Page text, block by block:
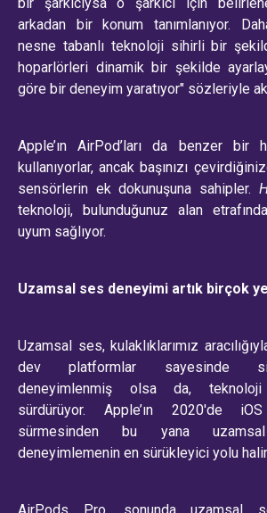
arkadan bir konum tanımlanıyor.
nesne tabanlı teknoloji sihirli bir
hoparlörleri dinamik bir şekilde
göre bir deneyim yaratıyor" sözleriyle
Apple’ın AirPod’ları da benzer bir
kullanıyorlar, ancak başınızı
sensörlerin ek dokunuşuna sahipler.
teknoloji, bulunduğunuz alan
uyum sağlıyor.
Uzamsal ses deneyimi artık birçok
Uzamsal ses, kulaklıklarımız
dev platformlar sayesinde
deneyimlenmiş olsa da,
sürdürüyor. Apple’ın 2020'de
sürmesinden bu yana
deneyimlemenin en sürükleyici yolu